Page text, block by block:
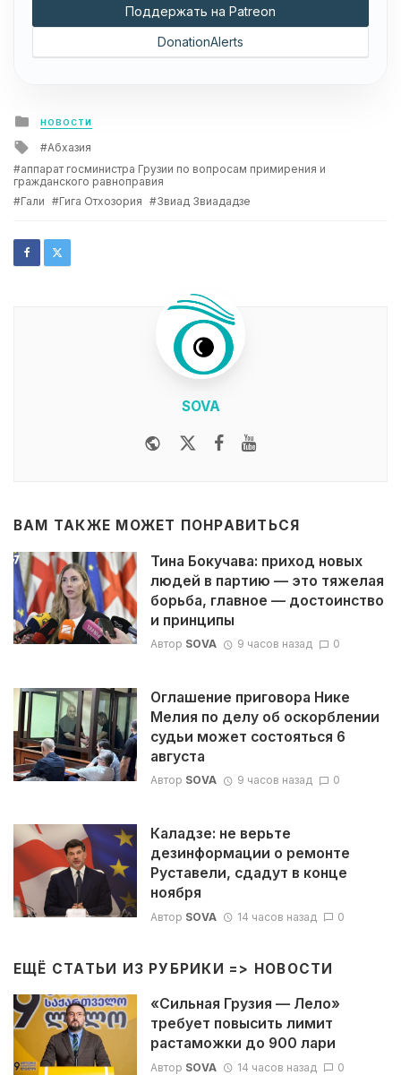
Поддержать на Patreon
DonationAlerts
Posted
in
НОВОСТИ
Tagged
Абхазия
аппарат госминистра Грузии по вопросам примирения и
гражданского равноправия
Гали
Гига Отхозория Звиад Звиададзе
SOVA
WebsiteTwitterFacebook
ВАМ ТАКЖЕ МОЖЕТ ПОНРАВИТЬСЯ
Тина Бокучава: приход новых
людей в партию — это тяжелая
борьба, главное — достоинство
и принципы
Автор SOVA 9 часов назад 0
Оглашение приговора Нике
Мелия по делу об оскорблении
судьи может состояться 6
августа
Автор SOVA 9 часов назад 0
Каладзе: не верьте
дезинформации о ремонте
Руставели, сдадут в конце
ноября
Автор SOVA 14 часов назад 0
ЕЩЁ СТАТЬИ ИЗ РУБРИКИ => НОВОСТИ
«Сильная Грузия — Лело»
требует повысить лимит
растаможки до 900 лари
Автор SOVA 14 часов назад 0